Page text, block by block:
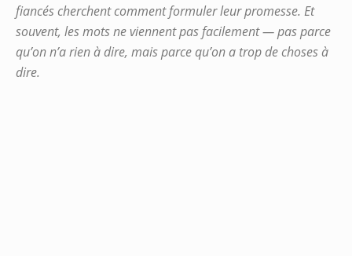
fiancés cherchent comment formuler leur promesse. Et
souvent, les mots ne viennent pas facilement — pas parce
qu’on n’a rien à dire, mais parce qu’on a trop de choses à
dire.